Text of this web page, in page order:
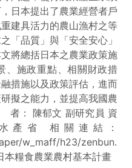
日本提出了農業經營者戶
建具活力的農山漁村之等
「品質」與「安全安心」
將總括日本之農業政策施
、施政重點、相關財政措
措施以及政策評估，進而
擬之能力，並提高我國農
w_maff/h23/
告檔案： 2011日本糧食農業農村基本計畫